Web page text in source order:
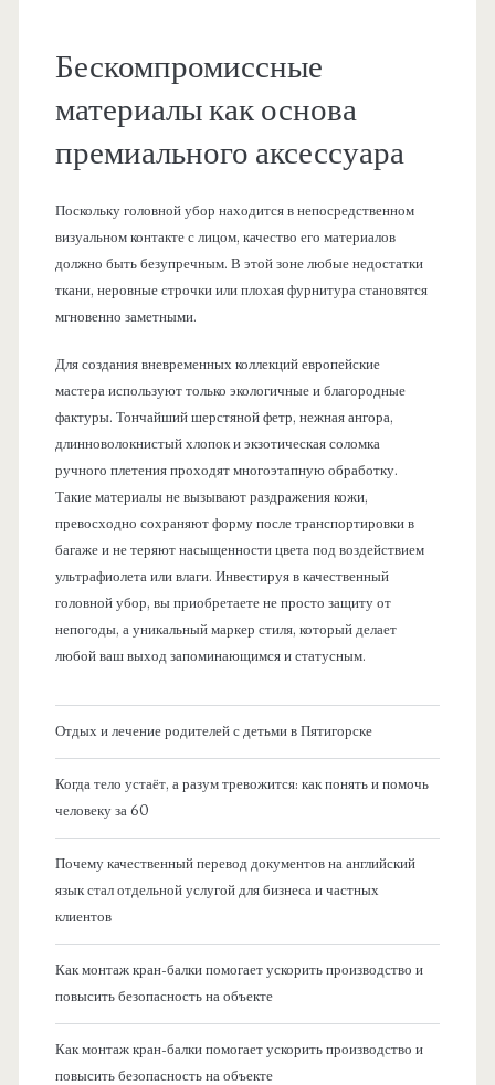
Бескомпромиссные
материалы как основа
премиального аксессуара
Поскольку головной убор находится в непосредственном
визуальном контакте с лицом, качество его материалов
должно быть безупречным. В этой зоне любые недостатки
ткани, неровные строчки или плохая фурнитура становятся
мгновенно заметными.
Для создания вневременных коллекций европейские
мастера используют только экологичные и благородные
фактуры. Тончайший шерстяной фетр, нежная ангора,
длинноволокнистый хлопок и экзотическая соломка
ручного плетения проходят многоэтапную обработку.
Такие материалы не вызывают раздражения кожи,
превосходно сохраняют форму после транспортировки в
багаже и не теряют насыщенности цвета под воздействием
ультрафиолета или влаги. Инвестируя в качественный
головной убор, вы приобретаете не просто защиту от
непогоды, а уникальный маркер стиля, который делает
любой ваш выход запоминающимся и статусным.
Отдых и лечение родителей с детьми в Пятигорске
Когда тело устаёт, а разум тревожится: как понять и помочь
человеку за 60
Почему качественный перевод документов на английский
язык стал отдельной услугой для бизнеса и частных
клиентов
Как монтаж кран-балки помогает ускорить производство и
повысить безопасность на объекте
Как монтаж кран-балки помогает ускорить производство и
повысить безопасность на объекте